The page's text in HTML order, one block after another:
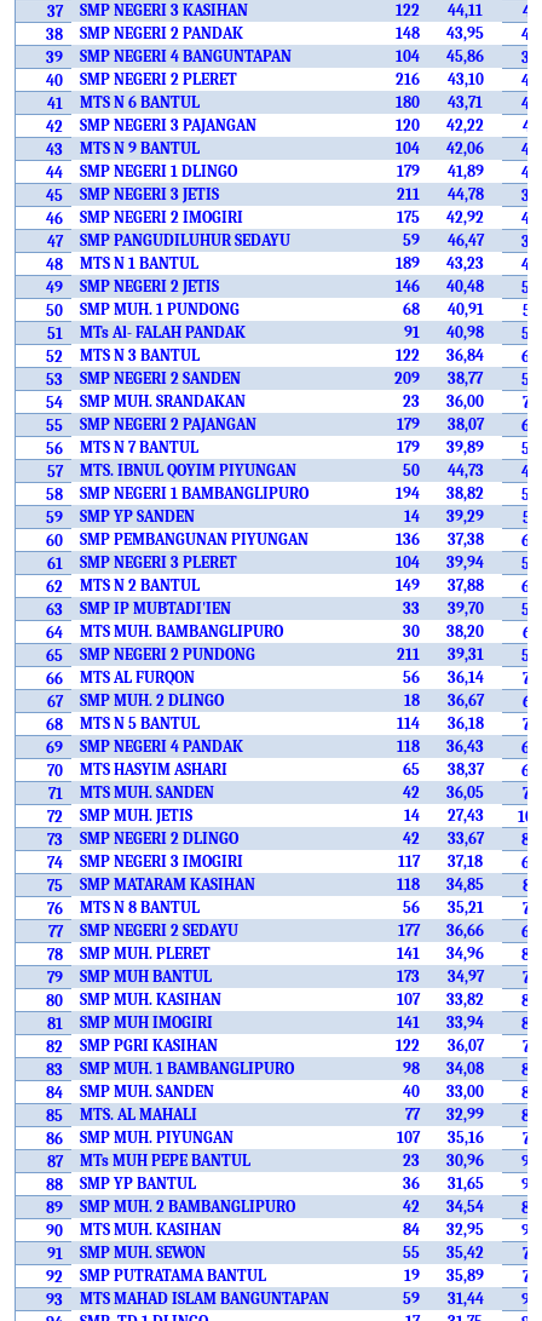
37
SMP NEGERI 3 KASIHAN 122 44,11
41
38
SMP NEGERI 2 PANDAK 148 43,95
42
39
SMP NEGERI 4 BANGUNTAPAN 104 45,86
35
40
SMP NEGERI 2 PLERET 216 43,10
45
41
MTS N 6 BANTUL 180 43,71
43
42
SMP NEGERI 3 PAJANGAN 120 42,22
47
43
MTS N 9 BANTUL 104 42,06
48
44
SMP NEGERI 1 DLINGO 179 41,89
49
45
SMP NEGERI 3 JETIS 211 44,78
39
46
SMP NEGERI 2 IMOGIRI 175 42,92
46
47
SMP PANGUDILUHUR SEDAYU 59 46,47
33
48
MTS N 1 BANTUL 189 43,23
44
49
SMP NEGERI 2 JETIS 146 40,48
52
50
SMP MUH. 1 PUNDONG 68 40,91
51
51
MTs Al- FALAH PANDAK 91 40,98
50
52
MTS N 3 BANTUL 122 36,84
66
53
SMP NEGERI 2 SANDEN 209 38,77
59
54
SMP MUH. SRANDAKAN 23 36,00
74
55
SMP NEGERI 2 PAJANGAN 179 38,07
62
56
MTS N 7 BANTUL 179 39,89
54
57
MTS. IBNUL QOYIM PIYUNGAN 50 44,73
40
58
SMP NEGERI 1 BAMBANGLIPURO 194 38,82
58
59
SMP YP SANDEN 14 39,29
57
60
SMP PEMBANGUNAN PIYUNGAN 136 37,38
64
61
SMP NEGERI 3 PLERET 104 39,94
53
62
MTS N 2 BANTUL 149 37,88
63
63
SMP IP MUBTADI'IEN 33 39,70
55
64
MTS MUH. BAMBANGLIPURO 30 38,20
61
65
SMP NEGERI 2 PUNDONG 211 39,31
56
66
MTS AL FURQON 56 36,14
71
67
SMP MUH. 2 DLINGO 18 36,67
67
68
MTS N 5 BANTUL 114 36,18
70
69
SMP NEGERI 4 PANDAK 118 36,43
69
70
MTS HASYIM ASHARI 65 38,37
60
71
MTS MUH. SANDEN 42 36,05
73
72
SMP MUH. JETIS 14 27,43
103
73
SMP NEGERI 2 DLINGO 42 33,67
86
74
SMP NEGERI 3 IMOGIRI 117 37,18
65
75
SMP MATARAM KASIHAN 118 34,85
81
76
MTS N 8 BANTUL 56 35,21
77
77
SMP NEGERI 2 SEDAYU 177 36,66
68
78
SMP MUH. PLERET 141 34,96
80
79
SMP MUH BANTUL 173 34,97
79
80
SMP MUH. KASIHAN 107 33,82
85
81
SMP MUH IMOGIRI 141 33,94
84
82
SMP PGRI KASIHAN 122 36,07
72
83
SMP MUH. 1 BAMBANGLIPURO 98 34,08
83
84
SMP MUH. SANDEN 40 33,00
88
85
MTS. AL MAHALI 77 32,99
89
86
SMP MUH. PIYUNGAN 107 35,16
78
87
MTs MUH PEPE BANTUL 23 30,96
96
88
SMP YP BANTUL 36 31,65
94
89
SMP MUH. 2 BAMBANGLIPURO 42 34,54
82
90
MTS MUH. KASIHAN 84 32,95
90
91
SMP MUH. SEWON 55 35,42
76
92
SMP PUTRATAMA BANTUL 19 35,89
75
93
MTS MAHAD ISLAM BANGUNTAPAN 59 31,44
95